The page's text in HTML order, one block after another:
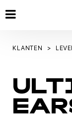
KLANTEN